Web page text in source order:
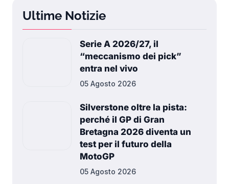
Ultime Notizie
Serie A 2026/27, il
“meccanismo dei pick”
entra nel vivo
05 Agosto 2026
Silverstone oltre la pista:
perché il GP di Gran
Bretagna 2026 diventa un
test per il futuro della
MotoGP
05 Agosto 2026